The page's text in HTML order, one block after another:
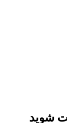
شوید